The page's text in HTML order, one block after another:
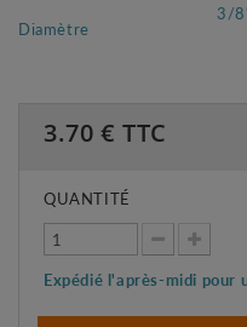
Diamètre
3/
3.70 € TTC
QUANTITÉ
Expédié l'après-midi pour